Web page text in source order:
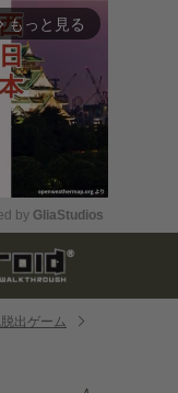
arrow_forward_ios もっと見る
Mute
by GliaStudios
出ゲーム